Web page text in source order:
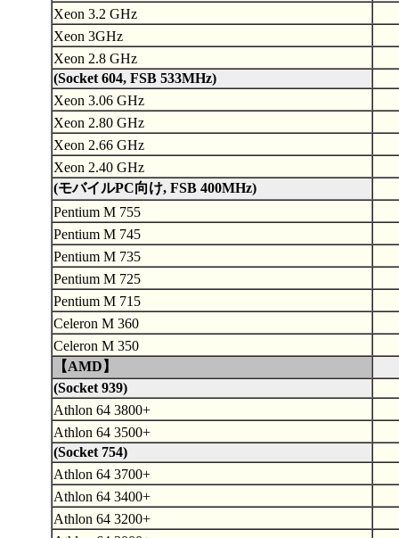
Xeon 3.2 GHz
Xeon 3GHz
Xeon 2.8 GHz
(Socket 604, FSB 533MHz)
Xeon 3.06 GHz
Xeon 2.80 GHz
Xeon 2.66 GHz
Xeon 2.40 GHz
(モバイルPC向け, FSB 400MHz)
Pentium M 755
Pentium M 745
Pentium M 735
Pentium M 725
Pentium M 715
Celeron M 360
Celeron M 350
【AMD】
(Socket 939)
Athlon 64 3800+
Athlon 64 3500+
(Socket 754)
Athlon 64 3700+
Athlon 64 3400+
Athlon 64 3200+